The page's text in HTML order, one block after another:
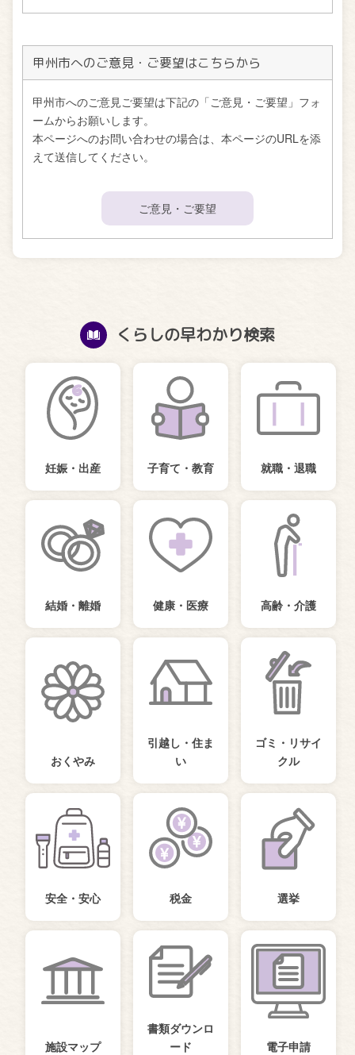
甲州市へのご意見・ご要望はこちらから
甲州市へのご意見ご要望は下記の「ご意見・ご要望」フォ
ームからお願いします。
本ページへのお問い合わせの場合は、本ページのURLを添
えて送信してください。
ご意見・ご要望
くらしの早わかり検索
妊娠・出産 子育て・教育 就職・退職
結婚・離婚 健康・医療 高齢・介護
おくやみ
引越し・住ま
い
ゴミ・リサイ
クル
安全・安心 税金 選挙
施設マップ
書類ダウンロ
ード
電子申請